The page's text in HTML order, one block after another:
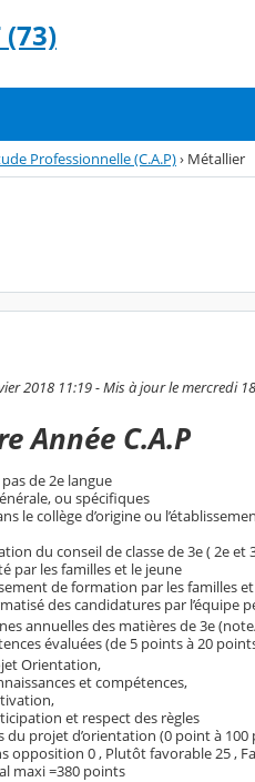
Professionnelle (C.A.P)› Métallier
2018 11:19 - Mis à jour le mercredi
Année C.A.P
de 2e langue
ou spécifiques
le collège d’origine ou
du conseil de classe de 3e ( 2e et
par les familles et le jeune
de formation par les familles
des candidatures par l’équipe
annuelles des matières de 3e
évaluées (de 5 points à 20
Orientation,
et compétences,
et respect des règles
du projet d’orientation (0 point à 100
opposition 0 , Plutôt favorable 25 ,
maxi =380 points